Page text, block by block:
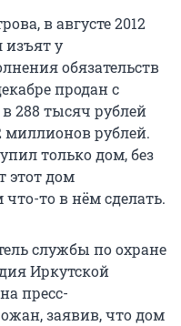
в августе 2012
изъят у
обязательств
продан с
288 тысяч рублей
миллионов рублей.
только дом, без
этот дом
что-то в нём сделать.
службы по охране
Иркутской
пресс-
заявив, что дом